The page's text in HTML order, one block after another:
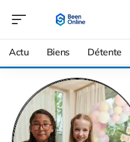
Actu Biens Détente